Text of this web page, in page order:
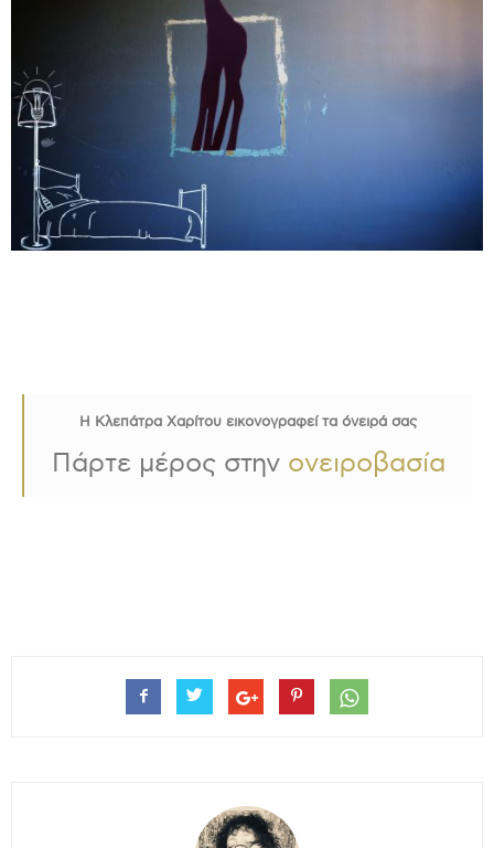
Η Κλεπάτρα Χαρίτου εικονογραφεί τα όνειρά σας
Πάρτε μέρος στην ονειροβασία